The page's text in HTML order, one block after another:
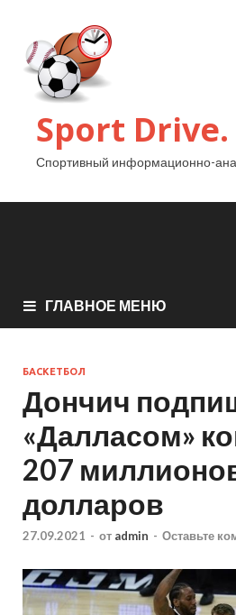
Sport Drive.
Спортивный информационно-
ГЛАВНОЕ МЕНЮ
БАСКЕТБОЛ
Дончич
«Далласом»
207
долларов
27.09.2021 - от admin - Оставьте